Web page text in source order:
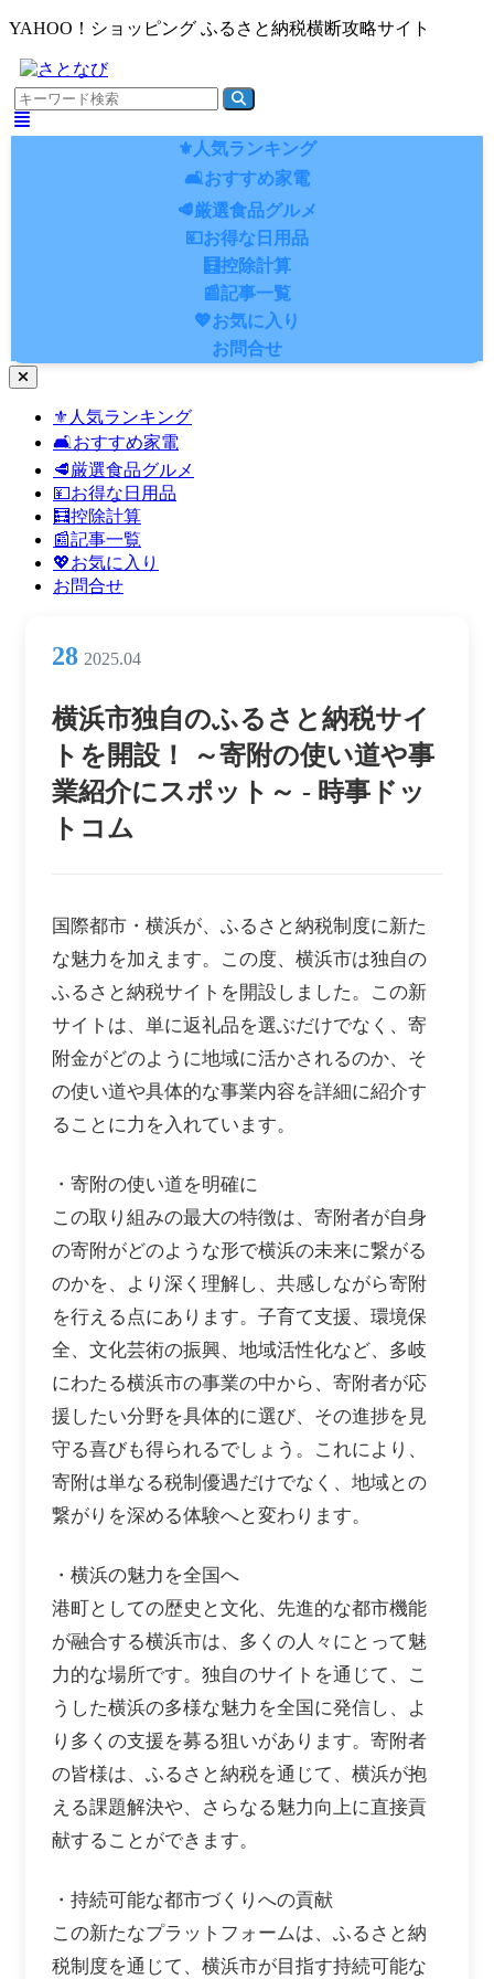
YAHOO！ショッピング ふるさと納税横断攻略サイト
⚜️人気ランキング
🛋️おすすめ家電
🥩厳選食品グルメ
💴お得な日用品
🧮控除計算
📰記事一覧
💖お気に入り
お問合せ
ナ
⚜️人気ランキング
🛋️おすすめ家電
🥩厳選食品グルメ
💴お得な日用品
🧮控除計算
📰記事一覧
💖お気に入り
お問合せ
28 2025.04
横浜市独自のふるさと納税サイ
トを開設！ ～寄附の使い道や事
業紹介にスポット～ - 時事ドッ
トコム
国際都市・横浜が、ふるさと納税制度に新た
な魅力を加えます。この度、横浜市は独自の
ふるさと納税サイトを開設しました。この新
サイトは、単に返礼品を選ぶだけでなく、寄
附金がどのように地域に活かされるのか、そ
の使い道や具体的な事業内容を詳細に紹介す
ることに力を入れています。
・寄附の使い道を明確に
この取り組みの最大の特徴は、寄附者が自身
の寄附がどのような形で横浜の未来に繋がる
のかを、より深く理解し、共感しながら寄附
を行える点にあります。子育て支援、環境保
全、文化芸術の振興、地域活性化など、多岐
にわたる横浜市の事業の中から、寄附者が応
援したい分野を具体的に選び、その進捗を見
守る喜びも得られるでしょう。これにより、
寄附は単なる税制優遇だけでなく、地域との
繋がりを深める体験へと変わります。
・横浜の魅力を全国へ
港町としての歴史と文化、先進的な都市機能
が融合する横浜市は、多くの人々にとって魅
力的な場所です。独自のサイトを通じて、こ
うした横浜の多様な魅力を全国に発信し、よ
り多くの支援を募る狙いがあります。寄附者
の皆様は、ふるさと納税を通じて、横浜が抱
える課題解決や、さらなる魅力向上に直接貢
献することができます。
・持続可能な都市づくりへの貢献
この新たなプラットフォームは、ふるさと納
税制度を通じて、横浜市が目指す持続可能な